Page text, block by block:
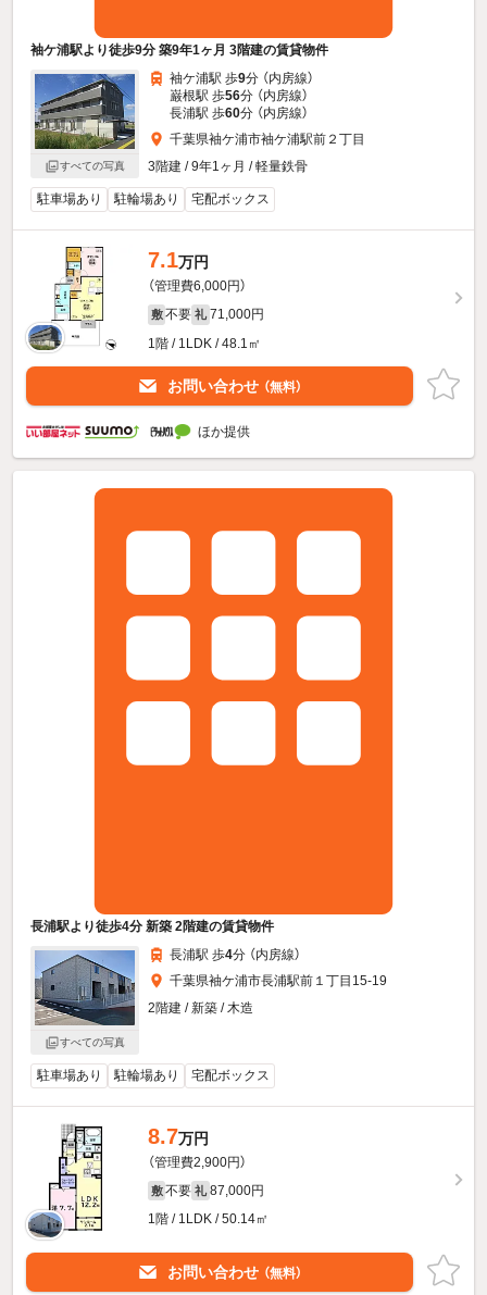
袖ケ浦駅より徒歩9分 築9年1ヶ月 3階建の賃貸物件
すべての写真
袖ケ浦駅 歩9分 （内房線）
巌根駅 歩56分 （内房線）
長浦駅 歩60分 （内房線）
千葉県袖ケ浦市袖ケ浦駅前２丁目
3階建 / 9年1ヶ月 / 軽量鉄骨
駐車場あり 駐輪場あり 宅配ボックス
7.1万円
（管理費6,000円）
敷 不要 礼 71,000円
1階 / 1LDK / 48.1㎡
お問い合わせ （無料）
ほか提供
長浦駅より徒歩4分 新築 2階建の賃貸物件
すべての写真
長浦駅 歩4分 （内房線）
千葉県袖ケ浦市長浦駅前１丁目15-19
2階建 / 新築 / 木造
駐車場あり 駐輪場あり 宅配ボックス
8.7万円
（管理費2,900円）
敷 不要 礼 87,000円
1階 / 1LDK / 50.14㎡
お問い合わせ （無料）